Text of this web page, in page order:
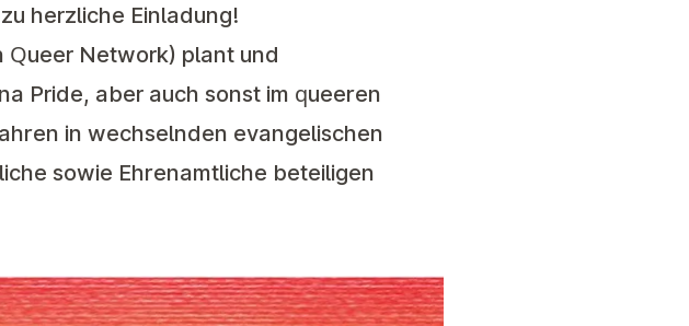
herzliche Einladung!
Queer Network) plant und
Pride, aber auch sonst im queeren
in wechselnden evangelischen
sowie Ehrenamtliche beteiligen